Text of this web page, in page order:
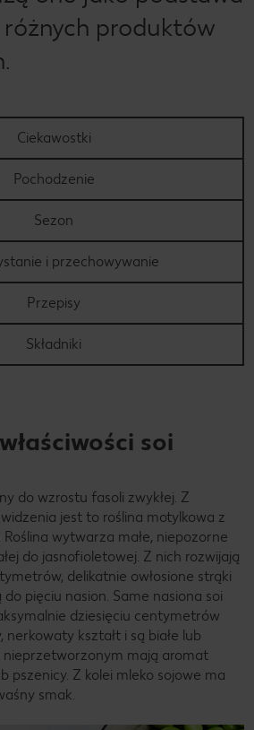
produktów
Ciekawostki
Pochodzenie
Sezon
i przechowywanie
Przepisy
Składniki
soi
do wzrostu fasoli zwykłej. Z
jest to roślina motylkowa z
wytwarza małe, niepozorne
do jasnofioletowej. Z nich rozwijają
delikatnie owłosione strąki
pięciu nasion. Same nasiona soi
dziesięciu centymetrów
nerkowaty kształt i są białe lub
mają aromat
pszenicy. Z kolei mleko sojowe ma
smak.